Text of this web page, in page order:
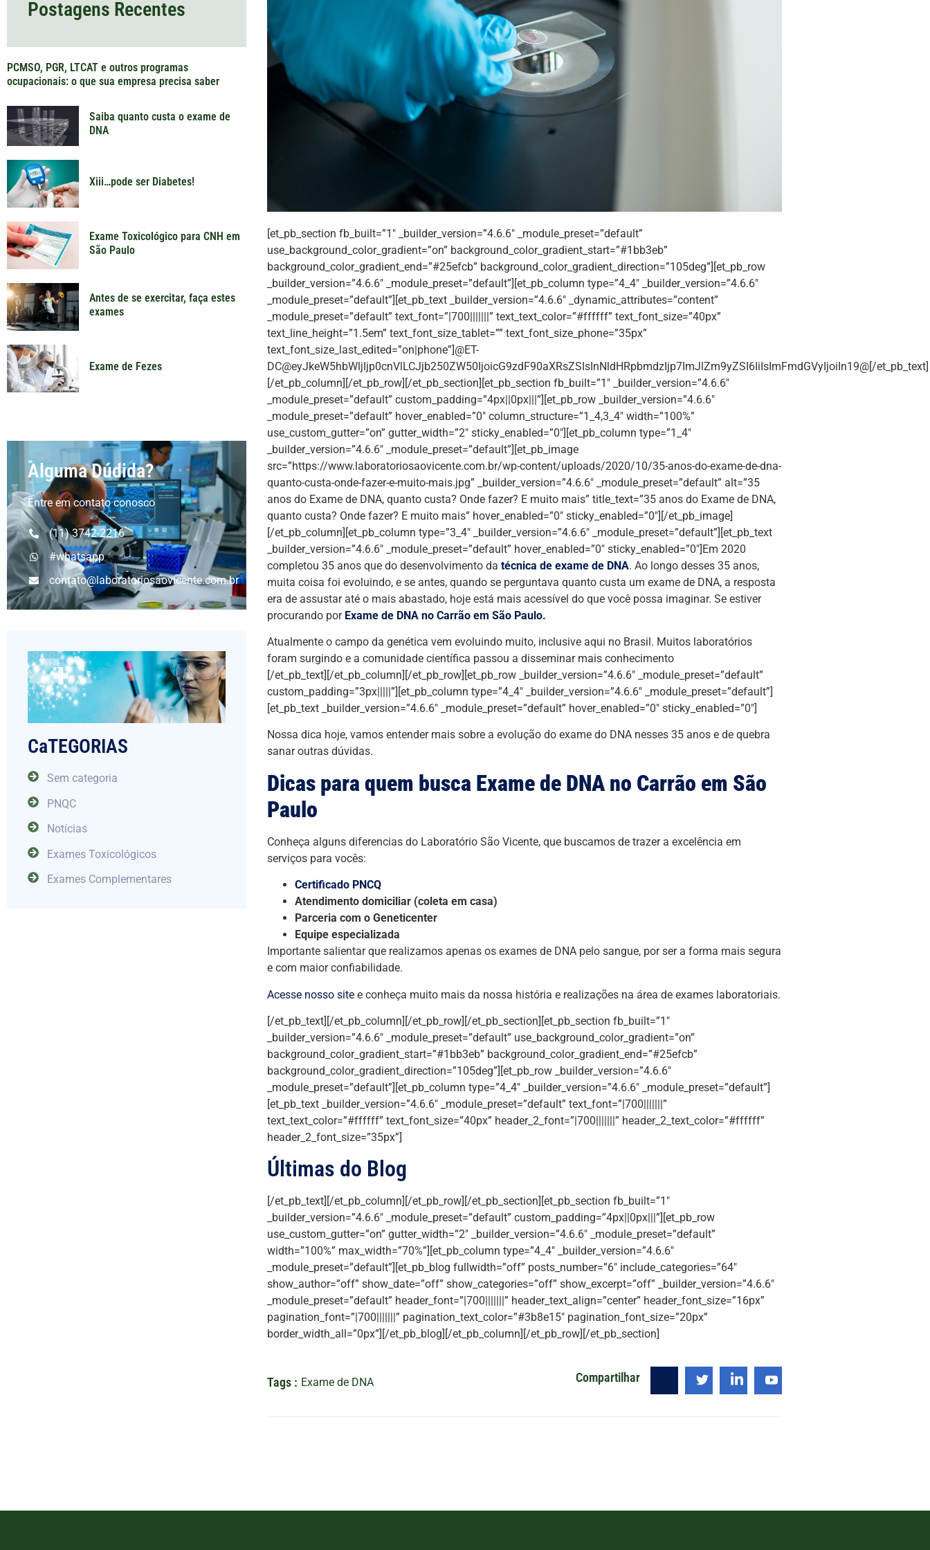
Postagens Recentes
PCMSO, PGR, LTCAT e outros programas
ocupacionais: o que sua empresa precisa saber
Saiba quanto custa o exame de
DNA
Xiii…pode ser Diabetes!
Exame Toxicológico para CNH em
São Paulo
Antes de se exercitar, faça estes
exames
Exame de Fezes
Alguma Dúdida?
Entre em contato conosco
(11) 3742-2216
#whatsapp
contato@laboratoriosaovicente.com.br
CaTEGORIAS
Sem categoria
PNQC
Notícias
Exames Toxicológicos
Exames Complementares
[et_pb_section fb_built=”1″ _builder_version=”4.6.6″ _module_preset=”default”
use_background_color_gradient=”on” background_color_gradient_start=”#1bb3eb”
background_color_gradient_end=”#25efcb” background_color_gradient_direction=”105deg”][et_pb_row
_builder_version=”4.6.6″ _module_preset=”default”][et_pb_column type=”4_4″ _builder_version=”4.6.6″
_module_preset=”default”][et_pb_text _builder_version=”4.6.6″ _dynamic_attributes=”content”
_module_preset=”default” text_font=”|700|||||||” text_text_color=”#ffffff” text_font_size=”40px”
text_line_height=”1.5em” text_font_size_tablet=”” text_font_size_phone=”35px”
text_font_size_last_edited=”on|phone”]@ET-
DC@eyJkeW5hbWljIjp0cnVlLCJjb250ZW50IjoicG9zdF90aXRsZSIsInNldHRpbmdzIjp7ImJlZm9yZSI6IiIsImFmdGVyIjoiIn19@[/et_pb_text]
[/et_pb_column][/et_pb_row][/et_pb_section][et_pb_section fb_built=”1″ _builder_version=”4.6.6″
_module_preset=”default” custom_padding=”4px||0px|||”][et_pb_row _builder_version=”4.6.6″
_module_preset=”default” hover_enabled=”0″ column_structure=”1_4,3_4″ width=”100%”
use_custom_gutter=”on” gutter_width=”2″ sticky_enabled=”0″][et_pb_column type=”1_4″
_builder_version=”4.6.6″ _module_preset=”default”][et_pb_image
src=”https://www.laboratoriosaovicente.com.br/wp-content/uploads/2020/10/35-anos-do-exame-de-dna-
quanto-custa-onde-fazer-e-muito-mais.jpg” _builder_version=”4.6.6″ _module_preset=”default” alt=”35
anos do Exame de DNA, quanto custa? Onde fazer? E muito mais” title_text=”35 anos do Exame de DNA,
quanto custa? Onde fazer? E muito mais” hover_enabled=”0″ sticky_enabled=”0″][/et_pb_image]
[/et_pb_column][et_pb_column type=”3_4″ _builder_version=”4.6.6″ _module_preset=”default”][et_pb_text
_builder_version=”4.6.6″ _module_preset=”default” hover_enabled=”0″ sticky_enabled=”0″]Em 2020
completou 35 anos que do desenvolvimento da técnica de exame de DNA. Ao longo desses 35 anos,
muita coisa foi evoluindo, e se antes, quando se perguntava quanto custa um exame de DNA, a resposta
era de assustar até o mais abastado, hoje está mais acessível do que você possa imaginar. Se estiver
procurando por Exame de DNA no Carrão em São Paulo.
Atualmente o campo da genética vem evoluindo muito, inclusive aqui no Brasil. Muitos laboratórios
foram surgindo e a comunidade científica passou a disseminar mais conhecimento
[/et_pb_text][/et_pb_column][/et_pb_row][et_pb_row _builder_version=”4.6.6″ _module_preset=”default”
custom_padding=”3px|||||”][et_pb_column type=”4_4″ _builder_version=”4.6.6″ _module_preset=”default”]
[et_pb_text _builder_version=”4.6.6″ _module_preset=”default” hover_enabled=”0″ sticky_enabled=”0″]
Nossa dica hoje, vamos entender mais sobre a evolução do exame do DNA nesses 35 anos e de quebra
sanar outras dúvidas.
Dicas para quem busca Exame de DNA no Carrão em São
Paulo
Conheça alguns diferencias do Laboratório São Vicente, que buscamos de trazer a excelência em
serviços para vocês:
Certificado PNCQ
Atendimento domiciliar (coleta em casa)
Parceria com o Geneticenter
Equipe especializada
Importante salientar que realizamos apenas os exames de DNA pelo sangue, por ser a forma mais segura
e com maior confiabilidade.
Acesse nosso site e conheça muito mais da nossa história e realizações na área de exames laboratoriais.
[/et_pb_text][/et_pb_column][/et_pb_row][/et_pb_section][et_pb_section fb_built=”1″
_builder_version=”4.6.6″ _module_preset=”default” use_background_color_gradient=”on”
background_color_gradient_start=”#1bb3eb” background_color_gradient_end=”#25efcb”
background_color_gradient_direction=”105deg”][et_pb_row _builder_version=”4.6.6″
_module_preset=”default”][et_pb_column type=”4_4″ _builder_version=”4.6.6″ _module_preset=”default”]
[et_pb_text _builder_version=”4.6.6″ _module_preset=”default” text_font=”|700|||||||”
text_text_color=”#ffffff” text_font_size=”40px” header_2_font=”|700|||||||” header_2_text_color=”#ffffff”
header_2_font_size=”35px”]
Últimas do Blog
[/et_pb_text][/et_pb_column][/et_pb_row][/et_pb_section][et_pb_section fb_built=”1″
_builder_version=”4.6.6″ _module_preset=”default” custom_padding=”4px||0px|||”][et_pb_row
use_custom_gutter=”on” gutter_width=”2″ _builder_version=”4.6.6″ _module_preset=”default”
width=”100%” max_width=”70%”][et_pb_column type=”4_4″ _builder_version=”4.6.6″
_module_preset=”default”][et_pb_blog fullwidth=”off” posts_number=”6″ include_categories=”64″
show_author=”off” show_date=”off” show_categories=”off” show_excerpt=”off” _builder_version=”4.6.6″
_module_preset=”default” header_font=”|700|||||||” header_text_align=”center” header_font_size=”16px”
pagination_font=”|700|||||||” pagination_text_color=”#3b8e15″ pagination_font_size=”20px”
border_width_all=”0px”][/et_pb_blog][/et_pb_column][/et_pb_row][/et_pb_section]
Tags : Exame de DNA Compartilhar